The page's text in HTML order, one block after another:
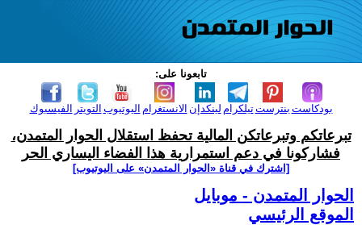
تابعونا على:
الفيسبوك التويتر اليوتيوب الانستغرام لينكدإن تيلكرامبنترست بودكاست
تبرعاتكم وتبرعاتكن المالية تحفظ استقلال الحوار المتمدن،
فشاركونا في دعم استمرارية هذا الفضاء اليساري الحر
[اشترك في قناة ‫«الحوار المتمدن» على اليوتيوب]
الحوار المتمدن - موبايل
الموقع الرئيسي